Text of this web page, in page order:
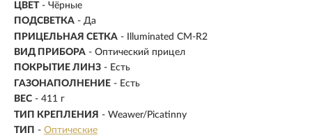
ЦВЕТ - Чёрные
ПОДСВЕТКА - Да
ПРИЦЕЛЬНАЯ СЕТКА - Illuminated CM-R2
ВИД ПРИБОРА - Оптический прицел
ПОКРЫТИЕ ЛИНЗ - Есть
ГАЗОНАПОЛНЕНИЕ - Есть
ВЕС - 411 г
ТИП КРЕПЛЕНИЯ - Weawer/Picatinny
ТИП - Оптические